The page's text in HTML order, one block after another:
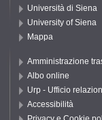
Università di Siena
University of Siena
Mappa
Amministrazione
Albo online
Urp - Ufficio
Accessibilità